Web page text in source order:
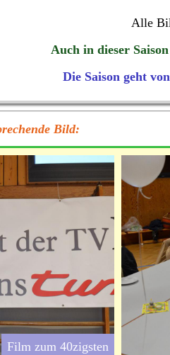
Alle
Auch in dieser
Die Saison geht
Bild:
Film zum 40zigsten